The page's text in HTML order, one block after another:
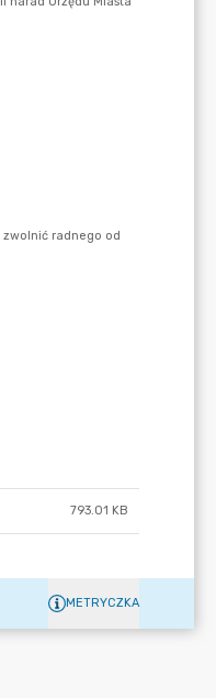
793.01 KB
METRYCZKA